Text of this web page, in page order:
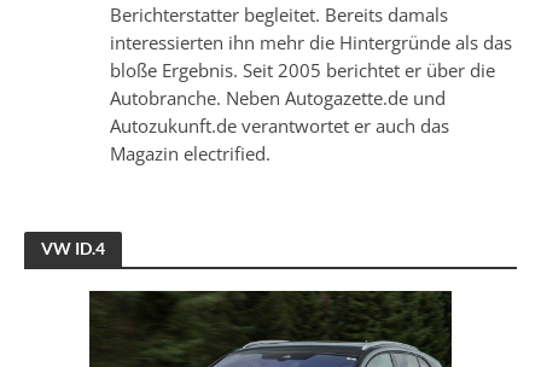
Berichterstatter begleitet. Bereits damals
interessierten ihn mehr die Hintergründe als das
bloße Ergebnis. Seit 2005 berichtet er über die
Autobranche. Neben Autogazette.de und
Autozukunft.de verantwortet er auch das
Magazin electrified.
VW ID.4